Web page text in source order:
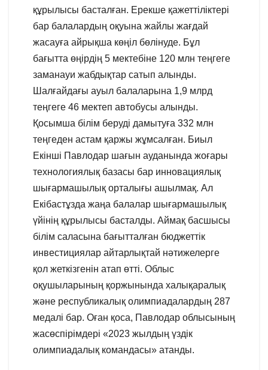
құрылысы басталған. Ерекше қажеттіліктері
бар балалардың оқуына жайлы жағдай
жасауға айрықша көңіл бөлінуде. Бұл
бағытта өңірдің 5 мектебіне 120 млн теңгеге
заманауи жабдықтар сатып алынды.
Шалғайдағы ауыл балаларына 1,9 млрд
теңгеге 46 мектеп автобусы алынды.
Қосымша білім беруді дамытуға 332 млн
теңгеден астам қаржы жұмсалған. Биыл
Екінші Павлодар шағын ауданында жоғары
технологиялық базасы бар инновациялық
шығармашылық орталығы ашылмақ. Ал
Екібастұзда жаңа балалар шығармашылық
үйінің құрылысы басталды. Аймақ басшысы
білім саласына бағытталған бюджеттік
инвестициялар айтарлықтай нәтижелерге
қол жеткізгенін атап өтті. Облыс
оқушыларының қоржынында халықаралық
және республикалық олимпиадалардың 287
медалі бар. Оған қоса, Павлодар облысының
жасөспірімдері «2023 жылдың үздік
олимпиадалық командасы» атанды.